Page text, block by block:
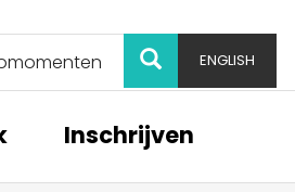
ZOEK ENGLISH
Inschrijven